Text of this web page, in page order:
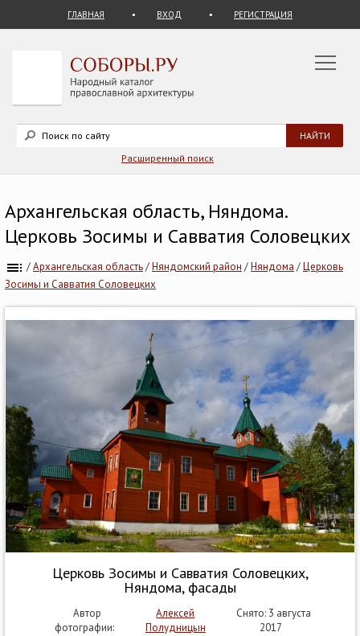
ГЛАВНАЯ ВХОД РЕГИСТРАЦИЯ
Расширенный поиск
Архангельская область, Няндома.
Церковь Зосимы и Савватия Соловецких
/Архангельская область/Няндомский район /Няндома /Церковь
Зосимы и Савватия Соловецких
Церковь Зосимы и Савватия Соловецких,
Няндома, фасады
Автор
фотографии:
Алексей
Полудницын
Снято: 3 августа
2017